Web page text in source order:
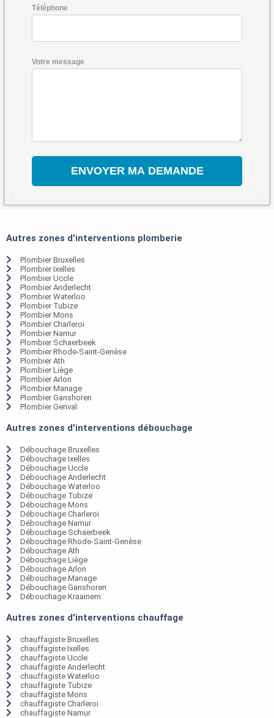
Téléphone
Votre message
Autres zones d'interventions plomberie
Plombier Bruxelles
Plombier Ixelles
Plombier Uccle
Plombier Anderlecht
Plombier Waterloo
Plombier Tubize
Plombier Mons
Plombier Charleroi
Plombier Namur
Plombier Schaerbeek
Plombier Rhode-Saint-Genèse
Plombier Ath
Plombier Liège
Plombier Arlon
Plombier Manage
Plombier Ganshoren
Plombier Genval
Autres zones d'interventions débouchage
Débouchage Bruxelles
Débouchage Ixelles
Débouchage Uccle
Débouchage Anderlecht
Débouchage Waterloo
Débouchage Tubize
Débouchage Mons
Débouchage Charleroi
Débouchage Namur
Débouchage Schaerbeek
Débouchage Rhode-Saint-Genèse
Débouchage Ath
Débouchage Liège
Débouchage Arlon
Débouchage Manage
Débouchage Ganshoren
Débouchage Kraainem
Autres zones d'interventions chauffage
chauffagiste Bruxelles
chauffagiste Ixelles
chauffagiste Uccle
chauffagiste Anderlecht
chauffagiste Waterloo
chauffagiste Tubize
chauffagiste Mons
chauffagiste Charleroi
chauffagiste Namur